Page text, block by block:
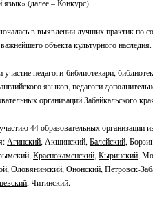
язык» (далее – Конкурс).
в выявлении лучших практик по
объекта культурного наследия.
педагоги-библиотекари,
языков, педагоги
организаций Забайкальского
44 образовательных организации
Агинский, Акшинский,Балейский,
Краснокаменский,Кыринский,
Оловянинский,Ононский,Петровск-
, Читинский.